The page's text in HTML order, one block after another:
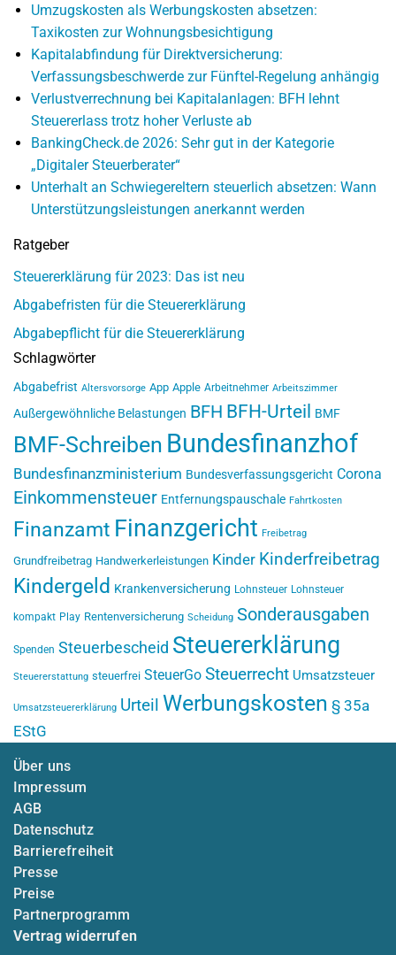
Umzugskosten als Werbungskosten absetzen:
Taxikosten zur Wohnungsbesichtigung
Kapitalabfindung für Direktversicherung:
Verfassungsbeschwerde zur Fünftel-Regelung anhängig
Verlustverrechnung bei Kapitalanlagen: BFH lehnt
Steuererlass trotz hoher Verluste ab
BankingCheck.de 2026: Sehr gut in der Kategorie
„Digitaler Steuerberater“
Unterhalt an Schwiegereltern steuerlich absetzen: Wann
Unterstützungsleistungen anerkannt werden
Ratgeber
Steuererklärung für 2023: Das ist neu
Abgabefristen für die Steuererklärung
Abgabepflicht für die Steuererklärung
Schlagwörter
Abgabefrist Altersvorsorge App Apple Arbeitnehmer Arbeitszimmer
Außergewöhnliche Belastungen BFH BFH-Urteil BMF
BMF-Schreiben Bundesfinanzhof
Bundesfinanzministerium Bundesverfassungsgericht Corona
Einkommensteuer Entfernungspauschale Fahrtkosten
Finanzamt Finanzgericht Freibetrag
Grundfreibetrag Handwerkerleistungen Kinder Kinderfreibetrag
Kindergeld Krankenversicherung Lohnsteuer Lohnsteuer
kompakt Play Rentenversicherung Scheidung Sonderausgaben
Spenden Steuerbescheid Steuererklärung
Steuererstattung steuerfrei SteuerGo Steuerrecht Umsatzsteuer
Umsatzsteuererklärung Urteil Werbungskosten § 35a
EStG
Über uns
Impressum
AGB
Datenschutz
Barrierefreiheit
Presse
Preise
Partnerprogramm
Vertrag widerrufen